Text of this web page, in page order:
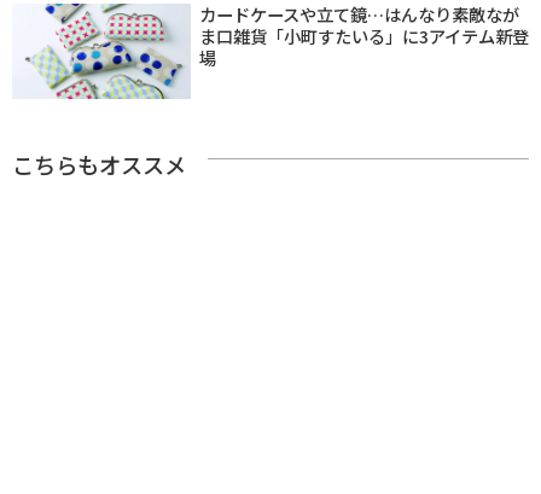
カードケースや立て鏡…はんなり素敵なが
ま口雑貨「小町すたいる」に3アイテム新登
場
こちらもオススメ